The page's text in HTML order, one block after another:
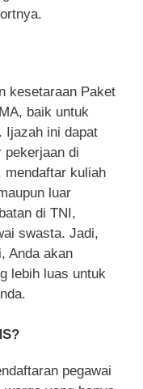
kesetaraan Paket
baik untuk
Ijazah ini dapat
pekerjaan di
mendaftar kuliah
luar
di TNI,
swasta. Jadi,
Anda akan
lebih luas untuk
pegawai